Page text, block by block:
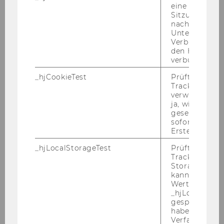
Ein­künf­te­zu­rech­nung im In­ter­na­tio­
na­len Steu­er­recht (with Mi­cha­el
Lang / Pas­qua­le Pistone / Claus Sta­
Tax Trea­ty Case Law Around the
Globe - 2010, (with Mi­cha­el Lang /
Pas­qua­le Pistone / Claus Sta­rin­ger
/Al­fred Storck/ Luc De Broe / Peter
Es­sers / David Kem­me­ren), 2011.
Stif­tungs­be­steue­rung (mit Gün­ter
Cerha / Peter Haunold / Edgar Hu­e­
mer / Klaus Wie­der­mann), 2. Auf­la­ge,
ECJ - Re­cent De­ve­lo­p­ments in Di­rect
Ta­xa­ti­on 2011 (mit Mi­cha­el Lang/Pas­
qua­le Pistone/Claus Sta­rin­ger/Al­fred
eine
Sitzung/
nach einer
Verbindung
den Hotjar-
verbunden
_hjCookieTest
Prüft, ob der
Tracking
verwenden
ja, wird ein
gesetzt. Wird
sofort nach
Erstellung
_hjLocalStorageTest
Prüft, ob der
Tracking
Storage
kann. Wenn
Wert 1
haben keine
Verfallszeit,